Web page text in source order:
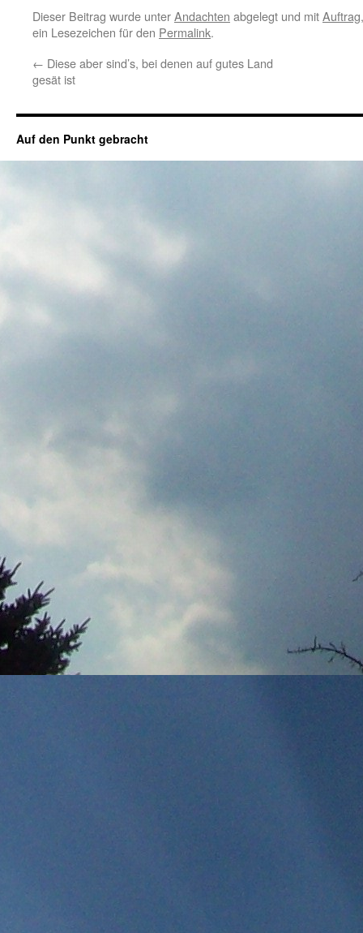
Dieser Beitrag wurde unterAndachten abgelegt und mitAuftrag
ein Lesezeichen für den Permalink.
← Diese aber sind’s, bei denen auf gutes Land
gesät ist
Auf den Punkt gebracht